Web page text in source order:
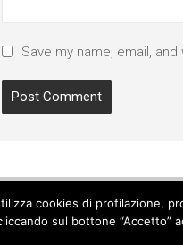
Save my name, email,
cookies di profilazione,
sul bottone “Accetto”